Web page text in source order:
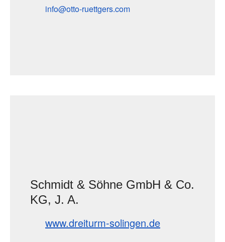
info
otto-ruettgerscom
Schmidt & Söhne GmbH & Co.
KG, J. A.
www.dreiturm-solingen.de